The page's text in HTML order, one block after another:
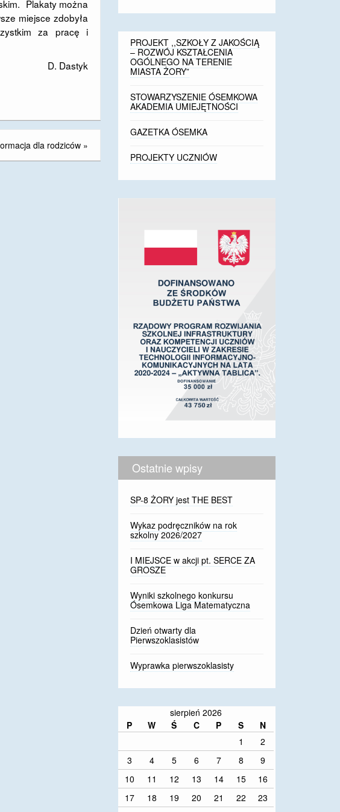
Plakaty można
miejsce zdobyła
za pracę i
D. Dastyk
dla rodziców »
PROJEKT ,,SZKOŁY Z JAKOŚCIĄ
– ROZWÓJ KSZTAŁCENIA
OGÓLNEGO NA TERENIE
MIASTA ŻORY”
STOWARZYSZENIE ÓSEMKOWA
AKADEMIA UMIEJĘTNOŚCI
GAZETKA ÓSEMKA
PROJEKTY UCZNIÓW
Ostatnie wpisy
SP-8 ŻORY jest THE BEST
Wykaz podręczników na rok
szkolny 2026/2027
I MIEJSCE w akcji pt. SERCE ZA
GROSZE
Wyniki szkolnego konkursu
Ósemkowa Liga Matematyczna
Dzień otwarty dla
Pierwszoklasistów
Wyprawka pierwszoklasisty
sierpień 2026
P
W Ś C P S
N
1
2
3
4 5 6 7 8
9
10
11 12 13 14 15
16
17
18 19 20 21 22
23